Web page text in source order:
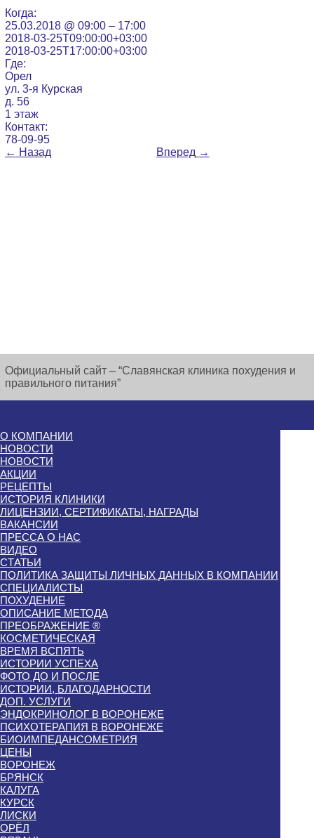
Когда:
25.03.2018 @ 09:00 – 17:00
2018-03-25T09:00:00+03:00
2018-03-25T17:00:00+03:00
Где:
Орел
ул. 3-я Курская
д. 56
1 этаж
Контакт:
78-09-95
← Назад Вперед →
Официальный сайт – “Славянская клиника похудения и
правильного питания”
О КОМПАНИИ
НОВОСТИ
НОВОСТИ
АКЦИИ
РЕЦЕПТЫ
ИСТОРИЯ КЛИНИКИ
ЛИЦЕНЗИИ, СЕРТИФИКАТЫ, НАГРАДЫ
ВАКАНСИИ
ПРЕССА О НАС
ВИДЕО
СТАТЬИ
ПОЛИТИКА ЗАЩИТЫ ЛИЧНЫХ ДАННЫХ В КОМПАНИИ
СПЕЦИАЛИСТЫ
ПОХУДЕНИЕ
ОПИСАНИЕ МЕТОДА
ПРЕОБРАЖЕНИЕ ®
КОСМЕТИЧЕСКАЯ
ВРЕМЯ ВСПЯТЬ
ИСТОРИИ УСПЕХА
ФОТО ДО И ПОСЛЕ
ИСТОРИИ, БЛАГОДАРНОСТИ
ДОП. УСЛУГИ
ЭНДОКРИНОЛОГ В ВОРОНЕЖЕ
ПСИХОТЕРАПИЯ В ВОРОНЕЖЕ
БИОИМПЕДАНСОМЕТРИЯ
ЦЕНЫ
ВОРОНЕЖ
БРЯНСК
КАЛУГА
КУРСК
ЛИСКИ
ОРЁЛ